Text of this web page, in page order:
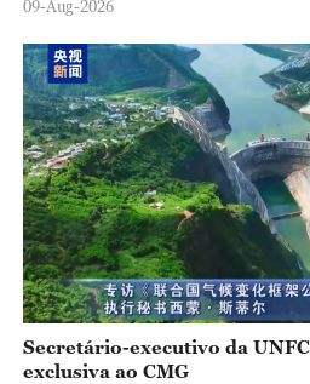
09-Aug-2026
Secretário-executivo da
exclusiva ao CMG